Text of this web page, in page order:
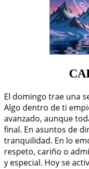
El domingo trae una
Algo dentro de ti
avanzado, aunque
final. En asuntos de
tranquilidad. En lo
respeto, cariño o
y especial. Hoy se